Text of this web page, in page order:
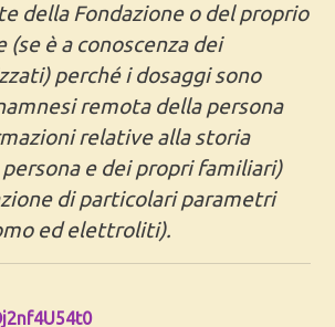
della Fondazione o del proprio
(se è a conoscenza dei
perché i dosaggi sono
remota della persona
relative alla storia
e dei propri familiari)
di particolari parametri
ed elettroliti).